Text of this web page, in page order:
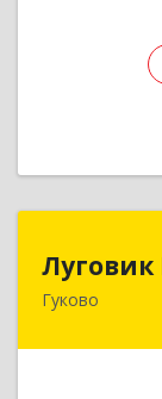
Луговик
Гуково